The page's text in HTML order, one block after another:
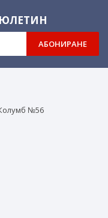
АБОНИРАНЕ
№56